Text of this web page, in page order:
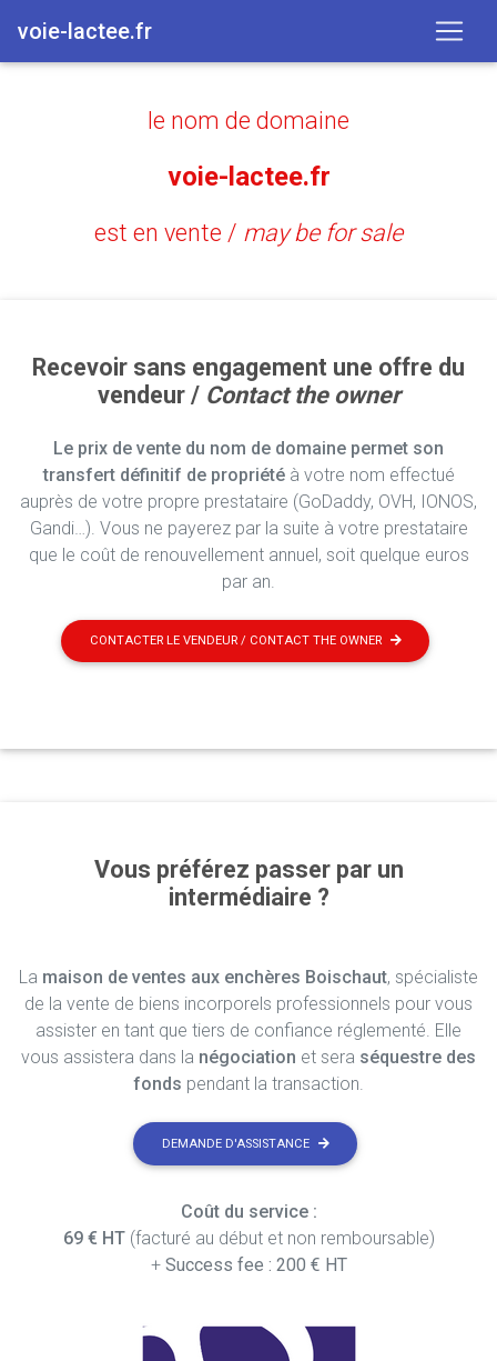
voie-lactee.fr
le nom de domaine
voie-lactee.fr
est en vente / may be for sale
Recevoir sans engagement une offre du
vendeur / Contact the owner
Le prix de vente du nom de domaine permet son
transfert définitif de propriétéà votre nom effectué
auprès de votre propre prestataire (GoDaddy, OVH, IONOS,
Gandi…). Vous ne payerez par la suite à votre prestataire
que le coût de renouvellement annuel, soit quelque euros
par an.
CONTACTER LE VENDEUR / CONTACT THE OWNER
Vous préférez passer par un
intermédiaire ?
La maison de ventes aux enchères Boischaut, spécialiste
de la vente de biens incorporels professionnels pour vous
assister en tant que tiers de confiance réglementé. Elle
vous assistera dans la négociation et sera séquestre des
fonds pendant la transaction.
DEMANDE D'ASSISTANCE
Coût du service :
69 € HT(facturé au début et non remboursable)
+ Success fee : 200 € HT